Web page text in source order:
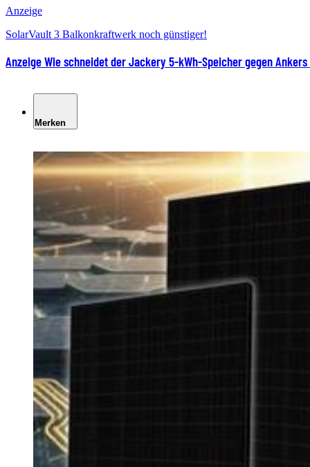
Anzeige
SolarVault 3 Balkonkraftwerk noch günstiger!
AnzeigeWie schneidet der Jackery 5-kWh-Speicher gegen
Merken